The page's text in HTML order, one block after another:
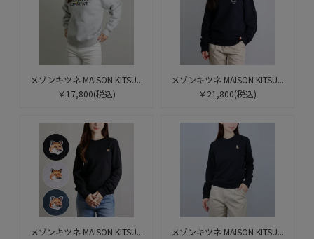
メゾンキツネ MAISON KITSU...
￥17,800(税込)
メゾンキツネ MAISON KITSU...
￥21,800(税込)
メゾンキツネ MAISON KITSU...
メゾンキツネ MAISON KITSU...